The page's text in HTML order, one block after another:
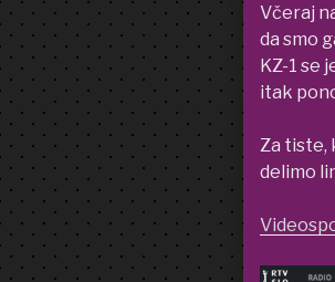
Včeraj
da smo
KZ-1 se
itak
Za tiste,
delimo